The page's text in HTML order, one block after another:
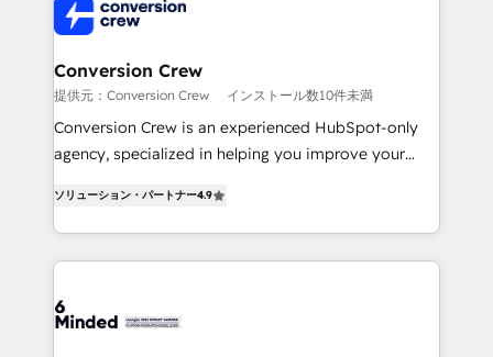
what matters most: growing your business and
wowing your customers. Let’s make HubSpot work
Implementation & Migration · Native & Custom
Integrations · Custom Development · CPQ & FSM ·
Reporting & Analytics · GTM Architecture · Sales &
Marketing Enablement If you’re ready to elevate
HubSpot from “just your CRM” to your growth
infrastructure—let’s talk.
Conversion Crew
提供元：Conversion Crew インストール数10件未満
Conversion Crew is an experienced HubSpot-only
agency, specialized in helping you improve your
Implementing HubSpot (CRM, Marketing, Sales,
Service and Operations) - Developing fast, good-
looking websites in the HubSpot CMS - Building
systems you use You need a clear method to reach
ソリューション・パートナー4.9